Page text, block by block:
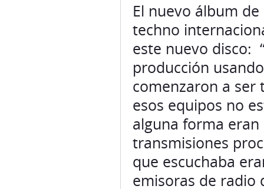
El nuevo álbum
techno
este nuevo disco:
producción
comenzaron a ser
esos equipos no
alguna forma
transmisiones
que escuchaba
emisoras de radio